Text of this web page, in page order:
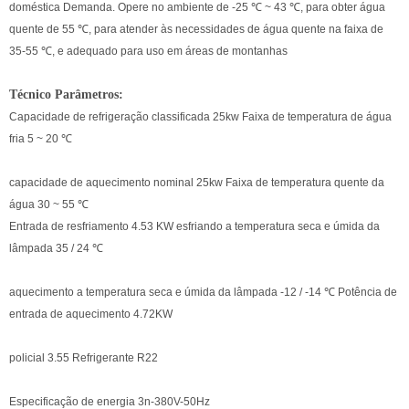
doméstica Demanda. Opere no ambiente de -25 ℃ ~ 43 ℃, para obter água
quente de 55 ℃, para atender às necessidades de água quente na faixa de
35-55 ℃, e adequado para uso em áreas de montanhas
Técnico Parâmetros:
Capacidade de refrigeração classificada 25kw Faixa de temperatura de água
fria 5 ~ 20 ℃
capacidade de aquecimento nominal 25kw Faixa de temperatura quente da
água 30 ~ 55 ℃
Entrada de resfriamento 4.53 KW esfriando a temperatura seca e úmida da
lâmpada 35 / 24 ℃
aquecimento a temperatura seca e úmida da lâmpada -12 / -14 ℃ Potência de
entrada de aquecimento 4.72KW
policial 3.55 Refrigerante R22
Especificação de energia 3n-380V-50Hz